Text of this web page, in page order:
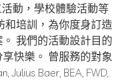
活動，學校體驗活動等
培訓，為你度身訂造
我們的活動設計目的
快樂。 曾服務的對象
Julius Baer, BEA, FWD,